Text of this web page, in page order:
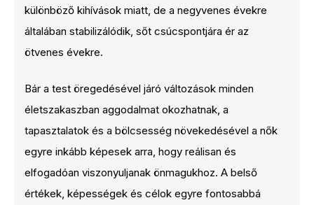
különböző kihívások miatt, de a negyvenes évekre
általában stabilizálódik, sőt csúcspontjára ér az
ötvenes évekre.
Bár a test öregedésével járó változások minden
életszakaszban aggodalmat okozhatnak, a
tapasztalatok és a bölcsesség növekedésével a nők
egyre inkább képesek arra, hogy reálisan és
elfogadóan viszonyuljanak önmagukhoz. A belső
értékek, képességek és célok egyre fontosabbá